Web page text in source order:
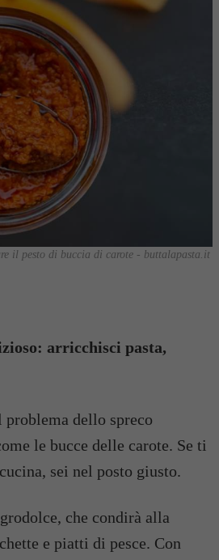
il pesto di buccia di carote - buttalapasta.it
arricchisci pasta,
dello spreco
le bucce delle carote. Se ti
sei nel posto giusto.
che condirà alla
e piatti di pesce. Con